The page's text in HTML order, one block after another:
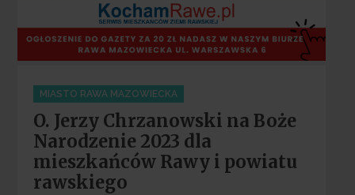
Categories
MIASTO RAWA MAZOWIECKA
O. Jerzy Chrzanowski na Boże
Narodzenie 2023 dla
mieszkańców Rawy i powiatu
rawskiego